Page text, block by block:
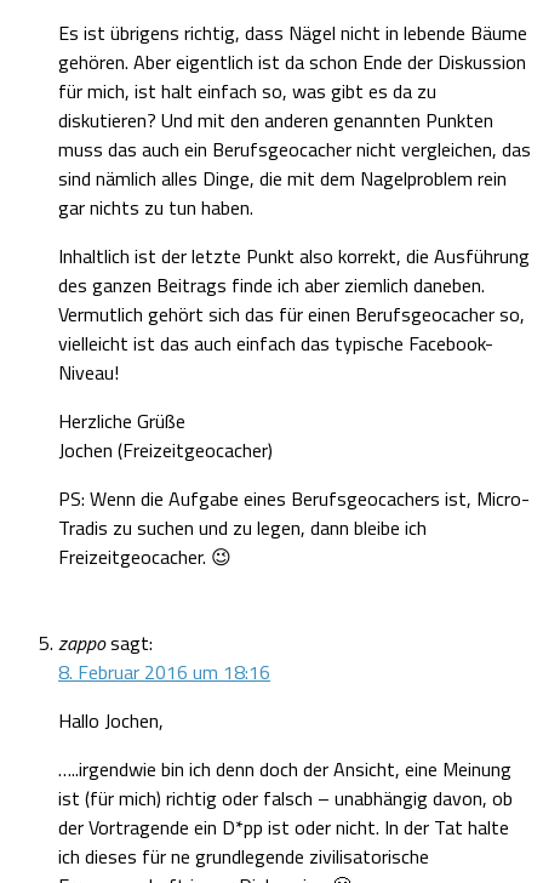
Es ist übrigens richtig, dass Nägel nicht in lebende Bäume
gehören. Aber eigentlich ist da schon Ende der Diskussion
für mich, ist halt einfach so, was gibt es da zu
diskutieren? Und mit den anderen genannten Punkten
muss das auch ein Berufsgeocacher nicht vergleichen, das
sind nämlich alles Dinge, die mit dem Nagelproblem rein
gar nichts zu tun haben.
Inhaltlich ist der letzte Punkt also korrekt, die Ausführung
des ganzen Beitrags finde ich aber ziemlich daneben.
Vermutlich gehört sich das für einen Berufsgeocacher so,
vielleicht ist das auch einfach das typische Facebook-
Niveau!
Herzliche Grüße
Jochen (Freizeitgeocacher)
PS: Wenn die Aufgabe eines Berufsgeocachers ist, Micro-
Tradis zu suchen und zu legen, dann bleibe ich
Freizeitgeocacher. 😉
zapposagt:
8. Februar 2016 um 18:16
Hallo Jochen,
…..irgendwie bin ich denn doch der Ansicht, eine Meinung
ist (für mich) richtig oder falsch – unabhängig davon, ob
der Vortragende ein D*pp ist oder nicht. In der Tat halte
ich dieses für ne grundlegende zivilisatorische